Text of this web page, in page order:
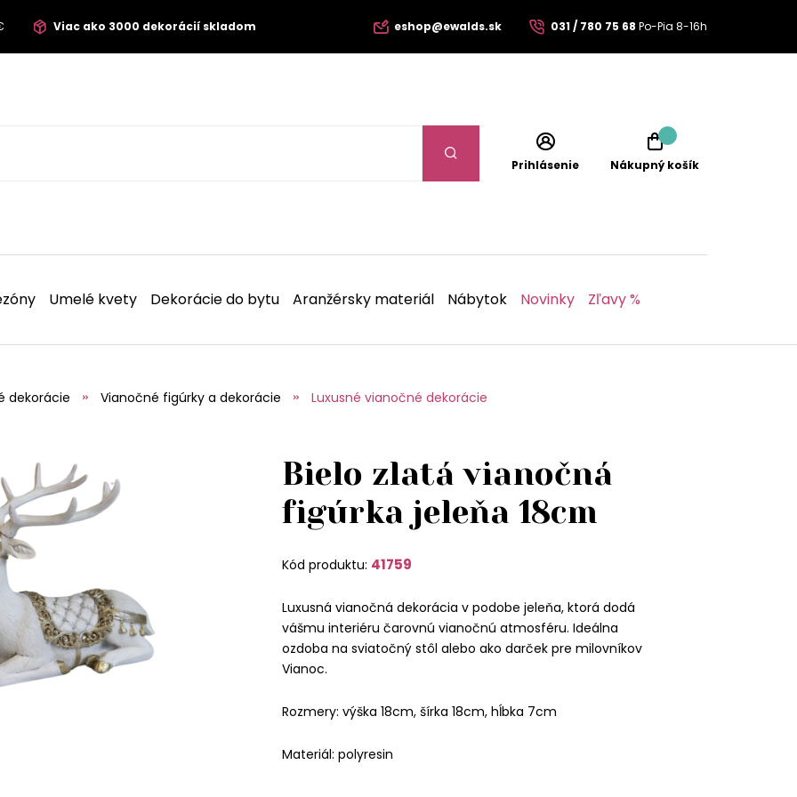
Viac ako 3000 dekorácií skladom eshop@ewalds.sk 031 / 780 75 68 Po-Pia 8-16h
Prihlásenie Nákupný košík
Umelé kvety Dekorácie do bytu Aranžérsky materiál Nábytok Novinky Zľavy %
dekorácie Vianočné figúrky a dekorácie Luxusné vianočné dekorácie
Bielo zlatá vianočná
figúrka jeleňa 18cm
Kód produktu: 41759
Luxusná vianočná dekorácia v podobe jeleňa, ktorá dodá
vášmu interiéru čarovnú vianočnú atmosféru. Ideálna
ozdoba na sviatočný stôl alebo ako darček pre milovníkov
Vianoc.
Rozmery: výška 18cm, šírka 18cm, hĺbka 7cm
Materiál: polyresin